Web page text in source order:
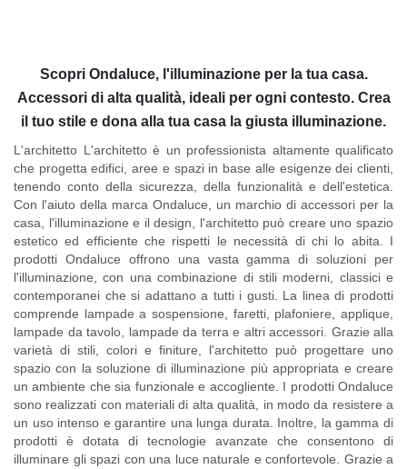
Scopri Ondaluce, l'illuminazione per la tua casa.
Accessori di alta qualità, ideali per ogni contesto. Crea
il tuo stile e dona alla tua casa la giusta illuminazione.
L'architetto L'architetto è un professionista altamente qualificato
che progetta edifici, aree e spazi in base alle esigenze dei clienti,
tenendo conto della sicurezza, della funzionalità e dell'estetica.
Con l'aiuto della marca Ondaluce, un marchio di accessori per la
casa, l'illuminazione e il design, l'architetto può creare uno spazio
estetico ed efficiente che rispetti le necessità di chi lo abita. I
prodotti Ondaluce offrono una vasta gamma di soluzioni per
l'illuminazione, con una combinazione di stili moderni, classici e
contemporanei che si adattano a tutti i gusti. La linea di prodotti
comprende lampade a sospensione, faretti, plafoniere, applique,
lampade da tavolo, lampade da terra e altri accessori. Grazie alla
varietà di stili, colori e finiture, l'architetto può progettare uno
spazio con la soluzione di illuminazione più appropriata e creare
un ambiente che sia funzionale e accogliente. I prodotti Ondaluce
sono realizzati con materiali di alta qualità, in modo da resistere a
un uso intenso e garantire una lunga durata. Inoltre, la gamma di
prodotti è dotata di tecnologie avanzate che consentono di
illuminare gli spazi con una luce naturale e confortevole. Grazie a